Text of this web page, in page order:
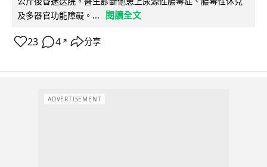
及多器官功能障礙。...
閱讀全文
23 4 ↗ 分享
ADVERTISEMENT